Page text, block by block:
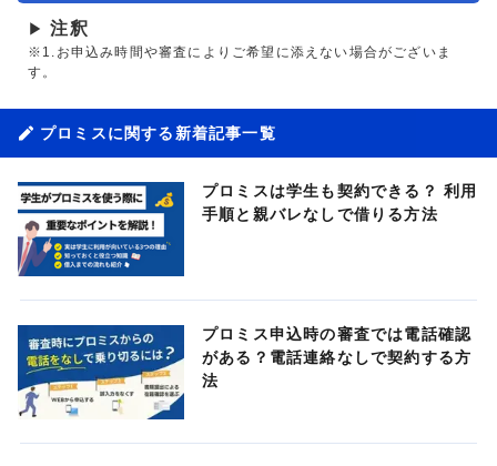
▶ 注釈
※1.お申込み時間や審査によりご希望に添えない場合がございま
す。
プロミスに関する新着記事一覧
プロミスは学生も契約できる？ 利用
手順と親バレなしで借りる方法
プロミス申込時の審査では電話確認
がある？電話連絡なしで契約する方
法